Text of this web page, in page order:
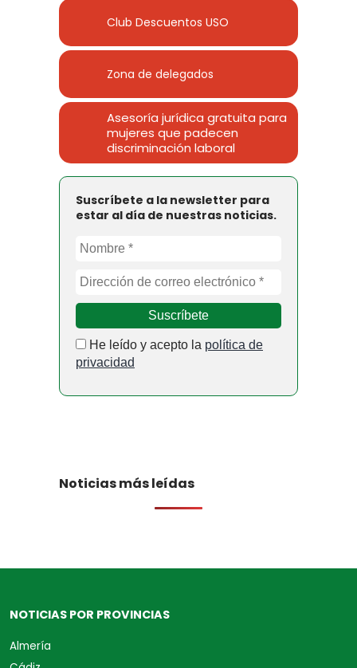
Club Descuentos USO
Zona de delegados
Asesoría jurídica gratuita para
mujeres que padecen
discriminación laboral
Suscríbete a la newsletter para
estar al día de nuestras noticias.
He leído y acepto la política de
privacidad
Noticias más leídas
NOTICIAS POR PROVINCIAS
Almería